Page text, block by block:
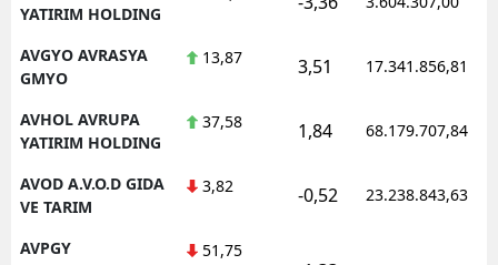
YATIRIM HOLDING
AVGYO AVRASYA
GMYO
13,87 3,51 17.341.856,81
AVHOL AVRUPA
YATIRIM HOLDING
37,58 1,84 68.179.707,84
AVOD A.V.O.D GIDA
VE TARIM
3,82 -0,52 23.238.843,63
AVPGY
51,75